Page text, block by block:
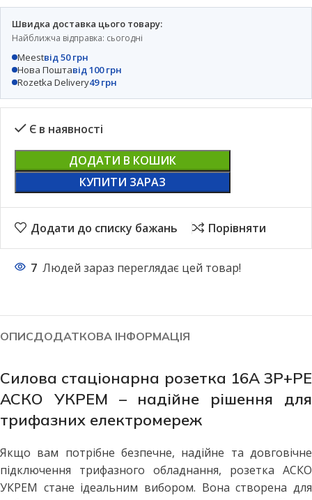
Швидка доставка цього товару:
Найближча відправка: сьогодні
Meestвід 50 грн
Нова Поштавід 100 грн
Rozetka Delivery49 грн
Є в наявності
ДОДАТИ В КОШИК
КУПИТИ ЗАРАЗ
Додати до списку бажань Порівняти
7 Людей зараз переглядає цей товар!
ОПИСДОДАТКОВА ІНФОРМАЦІЯ
Силова стаціонарна розетка 16A 3P+PE
АСКО УКРЕМ – надійне рішення для
трифазних електромереж
Якщо вам потрібне безпечне, надійне та довговічне
підключення трифазного обладнання, розетка АСКО
УКРЕМ стане ідеальним вибором. Вона створена для